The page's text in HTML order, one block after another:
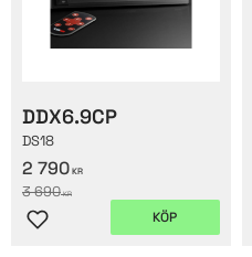
DDX6.9CP
DS18
2 790 KR
3 690KR
Lägg till i favoriter
KÖP